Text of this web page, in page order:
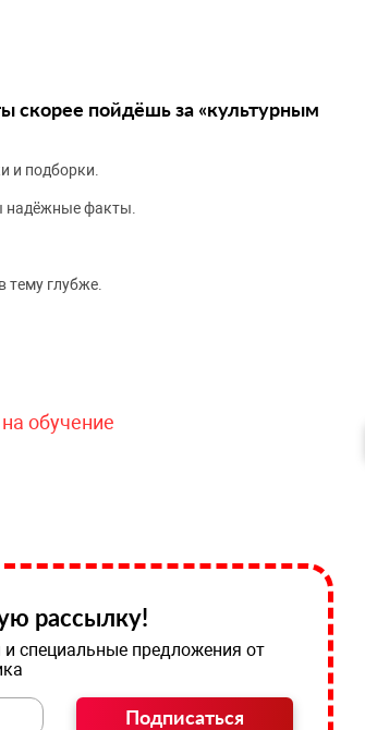
скорее пойдёшь за «культурным
и подборки.
надёжные факты.
тему глубже.
обучение
рассылку!
специальные предложения от
Подписаться